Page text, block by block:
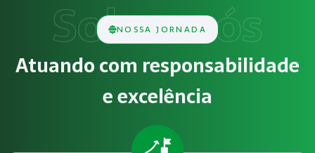
Obrigatoriedade legal
Empresas que exercem atividades com exposição a riscos
Atendimento especializado
A Megatrab - Engenharia de Segurança do Trabalho
NOSSA JORNADA
Atuando com responsabilidade
e excelência